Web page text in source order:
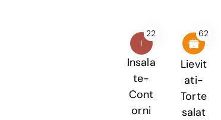
I
22
Insala
te-
Cont
orni
62
Lievit
ati-
Torte
salat